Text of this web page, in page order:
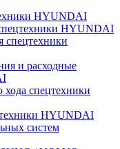
HYUNDAI
HYUNDAI
спецтехники
и расходные
хода спецтехники
HYUNDAI
систем